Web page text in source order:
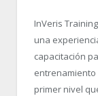
InVeris
una
capacitación
primer nivel